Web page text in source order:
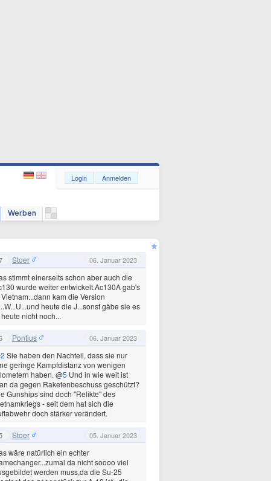
Werben
Login Anmelden
Stoer 06. Januar 2023
stimmt einerseits schon aber auch die
wurde weiter entwickelt.Ac130A gab's
kam die Version
heute die J...sonst gäbe sie es
nicht noch...
Pontius 06. Januar 2023
2 Sie haben den Nachteil, dass sie nur
geringe Kampfdistanz von wenigen
haben. @5 Und in wie weit ist
da gegen Raketenbeschuss geschützt?
Gunships sind doch "Relikte" des
- seit dem hat sich die
doch stärker verändert.
Stoer 05. Januar 2023
wäre natürlich ein echter
da nicht soooo viel
werden muss,da die Su-25